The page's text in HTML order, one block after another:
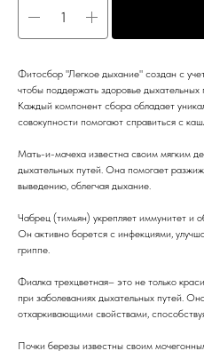
Фитосбор "Легкое дыхание" создан с
чтобы поддержать здоровье
Каждый компонент сбора обладает
совокупности помогают справиться с
Мать-и-мачеха известна своим мягким
дыхательных путей. Она помогает
выведению, облегчая дыхание.
Чабрец (тимьян) укрепляет иммунитет и
Он активно борется с инфекциями,
гриппе.
Фиалка трехцветная– это не только
при заболеваниях дыхательных путей.
отхаркивающими свойствами,
Почки березы известны своим